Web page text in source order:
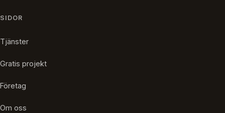
SIDOR
Tjänster
Gratis projekt
Företag
Om oss